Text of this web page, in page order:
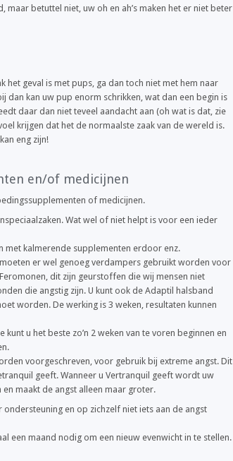
maar betuttel niet, uw oh en ah’s maken het er niet beter
het geval is met pups, ga dan toch niet met hem naar
dan kan uw pup enorm schrikken, wat dan een begin is
daar dan niet teveel aandacht aan (oh wat is dat, zie
krijgen dat het de normaalste zaak van de wereld is.
eng zijn!
en/of medicijnen
of medicijnen.
Wat wel of niet helpt is voor een ieder
kalmerende supplementen erdoor enz.
er wel genoeg verdampers gebruikt worden voor
dit zijn geurstoffen die wij mensen niet
die angstig zijn. U kunt ook de Adaptil halsband
worden. De werking is 3 weken, resultaten kunnen
u het beste zo’n 2 weken van te voren beginnen en
voorgeschreven, voor gebruik bij extreme angst. Dit
geeft. Wanneer u Vertranquil geeft wordt uw
maakt de angst alleen maar groter.
en op zichzelf niet iets aan de angst
een maand nodig om een nieuw evenwicht in te stellen.